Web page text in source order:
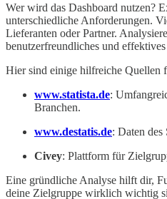
Wer wird das Dashboard nutzen?
unterschiedliche Anforderungen.
Lieferanten oder Partner.
benutzerfreundliches und
Hier sind einige hilfreiche Quellen
www.statista.de:
Branchen.
www.destatis.de: Daten des
Civey: Plattform für
Eine gründliche Analyse hilft dir,
deine Zielgruppe wirklich wichtig